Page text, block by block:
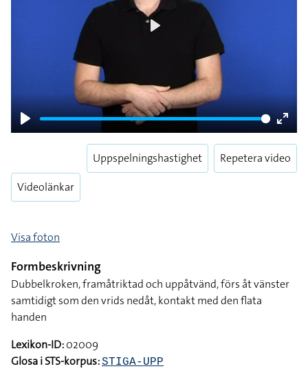
Play
Enter
Videolänkar
Uppspelningshastighet Repetera video
Visa foton
Formbeskrivning
Dubbelkroken, framåtriktad och uppåtvänd, förs åt vänster
samtidigt som den vrids nedåt, kontakt med den flata
handen
Lexikon-ID:02009
Glosa i STS-korpus:STIGA-UPP